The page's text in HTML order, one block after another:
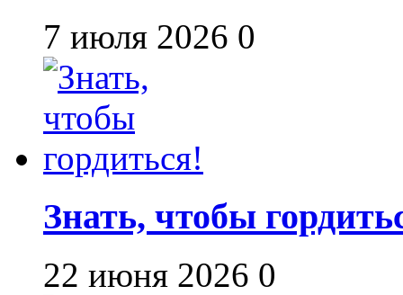
7 июля 2026 0
Знать, чтобы
22 июня 2026 0